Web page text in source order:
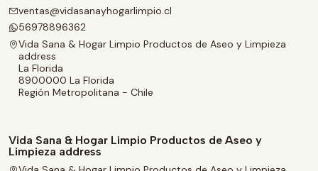
ventas@vidasanayhogarlimpio.cl
56978896362
Vida Sana & Hogar Limpio Productos de Aseo y Limpieza
address
La Florida
8900000 La Florida
Región Metropolitana - Chile
Vida Sana & Hogar Limpio Productos de Aseo y
Limpieza address